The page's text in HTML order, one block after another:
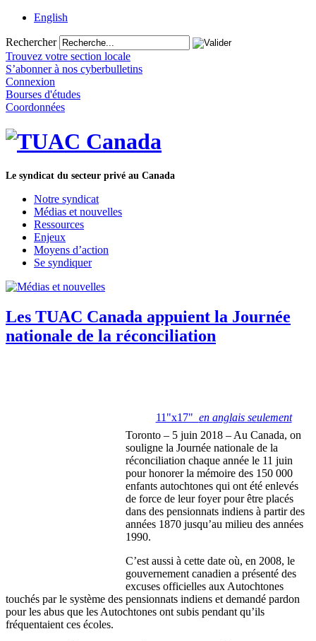
English
Rechercher
Trouvez votre section locale
S’abonner à nos cyberbulletins
Connexion
Bourses d'études
Coordonnées
Le syndicat du secteur privé au Canada
Notre syndicat
Médias et nouvelles
Ressources
Enjeux
Moyens d’action
Se syndiquer
Les TUAC Canada appuient la Journée
nationale de la réconciliation
11"x17" en anglais seulement
Toronto – 5 juin 2018 – Au Canada, on
souligne la Journée nationale de la
réconciliation chaque année le 11 juin
pour honorer la mémoire des 150 000
enfants autochtones qui ont été enlevés
de force de leur foyer pour être placés
dans des pensionnats indiens à partir des
années 1870 jusqu’au milieu des années
1990.
C’est aussi à cette date où, en 2008, le
gouvernement canadien a présenté des
excuses officielles aux Autochtones
touchés par le système des pensionnats indiens et demandé pardon
pour les abus que les Autochtones ont subis pendant qu’ils
fréquentaient ces écoles.